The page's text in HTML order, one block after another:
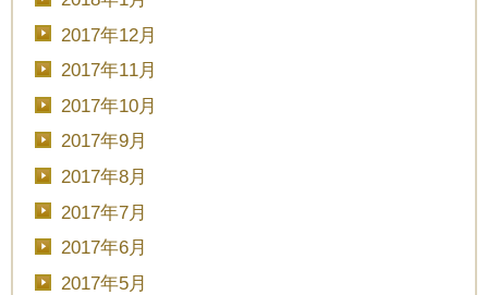
2017年12月
2017年11月
2017年10月
2017年9月
2017年8月
2017年7月
2017年6月
2017年5月